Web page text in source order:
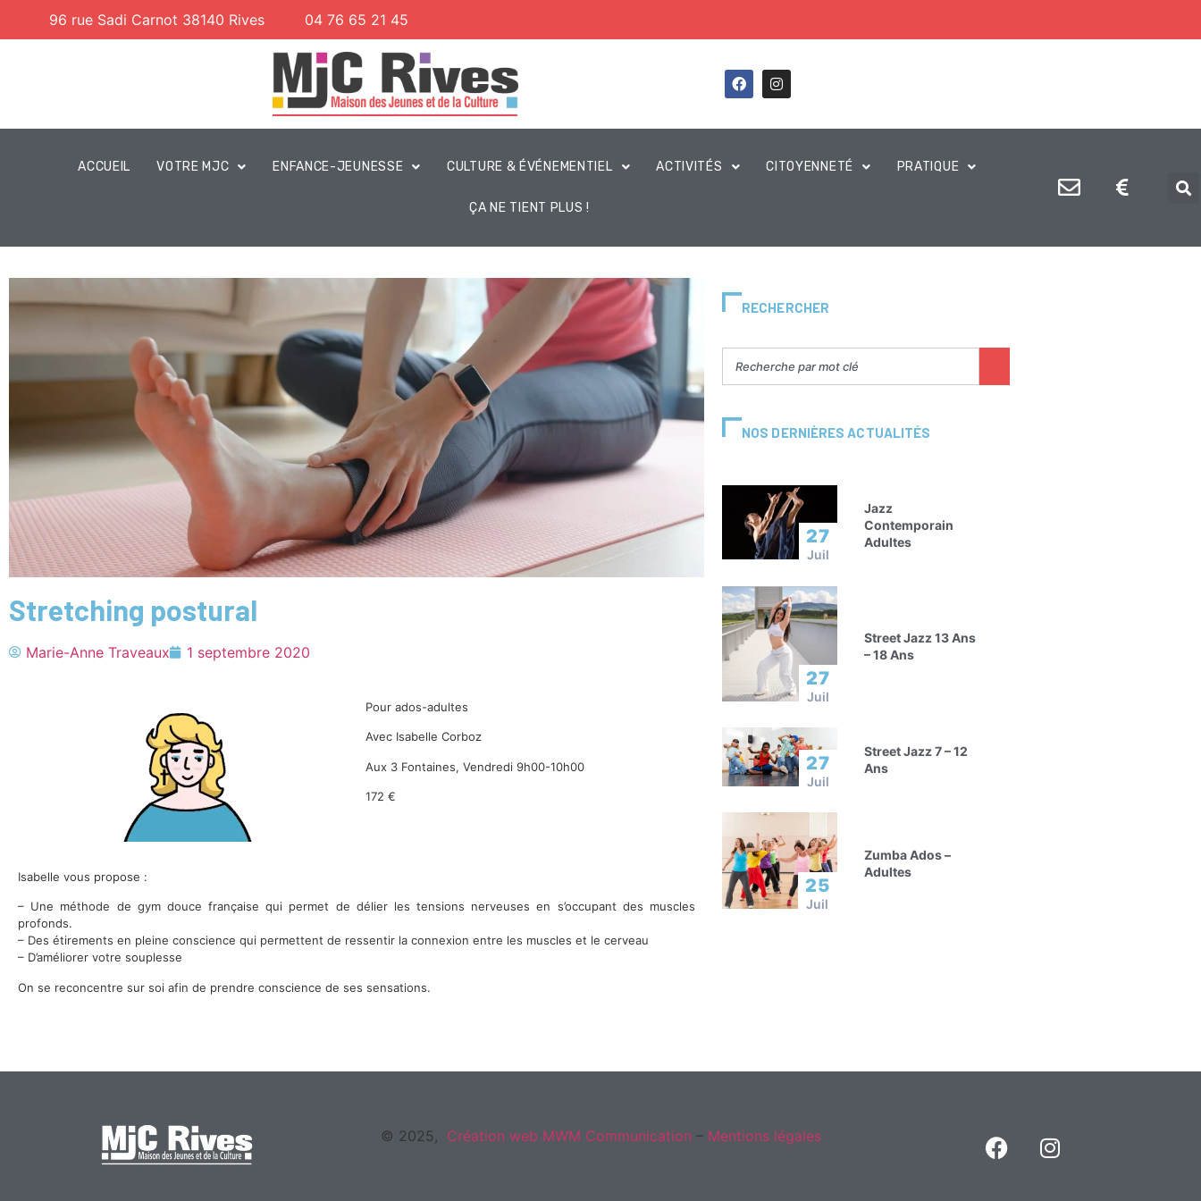
96 rue Sadi Carnot 38140 Rives 04 76 65 21 45
ACCUEIL VOTRE MJC ENFANCE-JEUNESSE CULTURE & ÉVÉNEMENTIEL ACTIVITÉS CITOYENNETÉ PRATIQUE
ÇA NE TIENT PLUS !
Stretching postural
Marie-Anne Traveaux 1 septembre 2020
Pour ados-adultes
Avec Isabelle Corboz
Aux 3 Fontaines, Vendredi 9h00-10h00
172 €
Isabelle vous propose :
– Une méthode de gym douce française qui permet de délier les tensions nerveuses en s’occupant des muscles
profonds.
– Des étirements en pleine conscience qui permettent de ressentir la connexion entre les muscles et le cerveau
– D’améliorer votre souplesse
On se reconcentre sur soi afin de prendre conscience de ses sensations.
RECHERCHER
NOS DERNIÈRES ACTUALITÉS
27
Juil
Jazz
Contemporain
Adultes
27
Juil
Street Jazz 13 Ans
– 18 Ans
27
Juil
Street Jazz 7 – 12
Ans
25
Juil
Zumba Ados –
Adultes
© 2025, Création web MWM Communication – Mentions légales